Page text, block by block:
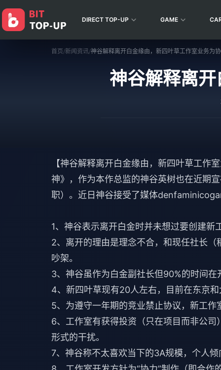
DIRECT TOP-UP GAME
首页/新闻资讯/神谷解释离开白金缘由，新四叶草工作室业务为
神谷解释离
【神谷解释离开白金缘由，新四叶草工作
神》，作为本作总监的神谷英树也在近期
职）。近日神谷接受了媒体
1、神谷表示离开白金时并未想过要创建新
2、离开的理由是理念不合，和现任社长
吵架。
3、神谷虽作为白金副社长但90%的时间在
4、新四叶草现有20人左右，目前在东京和
5、为遵守一年期的竞业禁止协议，新工作
6、工作室有获得投资（只在项目而非公司
形式的干扰。
7、神谷称不太喜欢当下的3A规模，个人倾